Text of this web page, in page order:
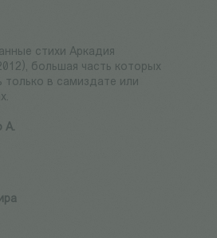
стихи Аркадия
которых
только в самиздате или
А.